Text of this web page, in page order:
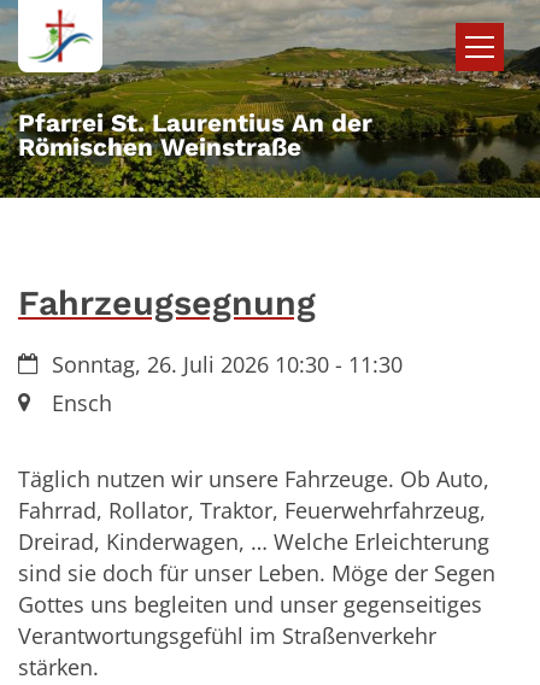
Zum Inhalt springen
Pfarrei St. Laurentius An der
Römischen Weinstraße
Fahrzeugsegnung
Datum:Sonntag, 26. Juli 2026 10:30 - 11:30
Ort:Ensch
Täglich nutzen wir unsere Fahrzeuge. Ob Auto,
Fahrrad, Rollator, Traktor, Feuerwehrfahrzeug,
Dreirad, Kinderwagen, … Welche Erleichterung
sind sie doch für unser Leben. Möge der Segen
Gottes uns begleiten und unser gegenseitiges
Verantwortungsgefühl im Straßenverkehr
stärken.